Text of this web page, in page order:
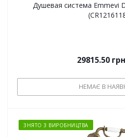
Душевая система Emmevi
29815.50
НЕМАЄ В
ЗНЯТО З ВИРОБНИЦТВА